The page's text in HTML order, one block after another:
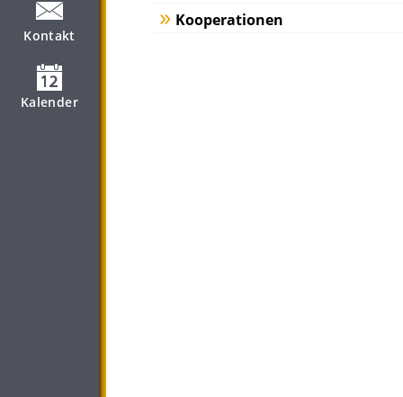
Kontakt
Kalender
Kooperationen